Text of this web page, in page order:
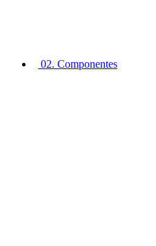
02. Componentes